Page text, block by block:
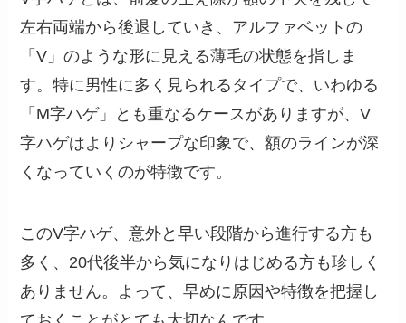
左右両端から後退していき、アルファベットの
「V」のような形に見える薄毛の状態を指しま
す。特に男性に多く見られるタイプで、いわゆる
「M字ハゲ」とも重なるケースがありますが、V
字ハゲはよりシャープな印象で、額のラインが深
くなっていくのが特徴です。
このV字ハゲ、意外と早い段階から進行する方も
多く、20代後半から気になりはじめる方も珍しく
ありません。よって、早めに原因や特徴を把握し